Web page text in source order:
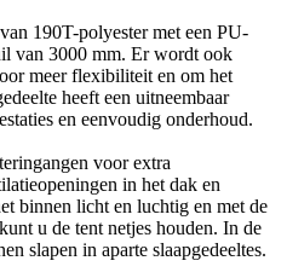
190T-polyester met een PU-
van 3000 mm. Er wordt ook
meer flexibiliteit en om het
heeft een uitneembaar
en eenvoudig onderhoud.
voor extra
in het dak en
binnen licht en luchtig en met de
u de tent netjes houden. In de
slapen in aparte slaapgedeeltes.